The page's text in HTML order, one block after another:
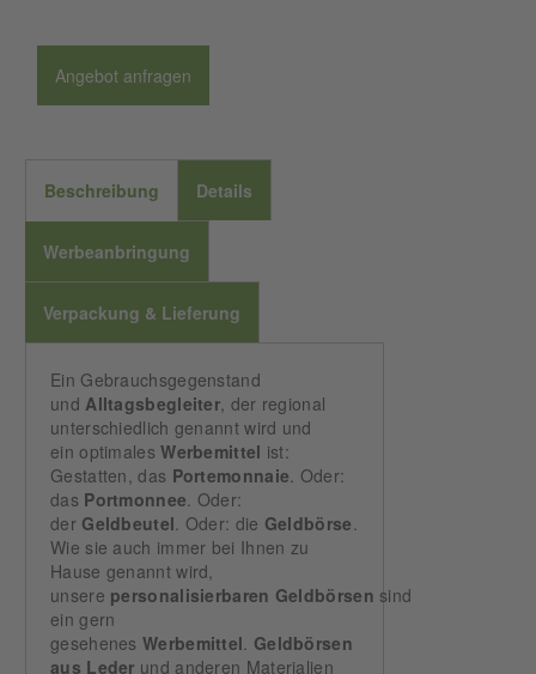
Angebot anfragen
Beschreibung Details
Werbeanbringung
Verpackung & Lieferung
Ein Gebrauchsgegenstand
undAlltagsbegleiter, der regional
unterschiedlich genannt wird und
ein optimalesWerbemittel ist:
Gestatten, das Portemonnaie. Oder:
das Portmonnee. Oder:
der Geldbeutel. Oder: die Geldbörse.
Wie sie auch immer bei Ihnen zu
Hause genannt wird,
unsere personalisierbaren Geldbörsen sind
ein gern
gesehenesWerbemittel. Geldbörsen
aus Leder und anderen Materialien